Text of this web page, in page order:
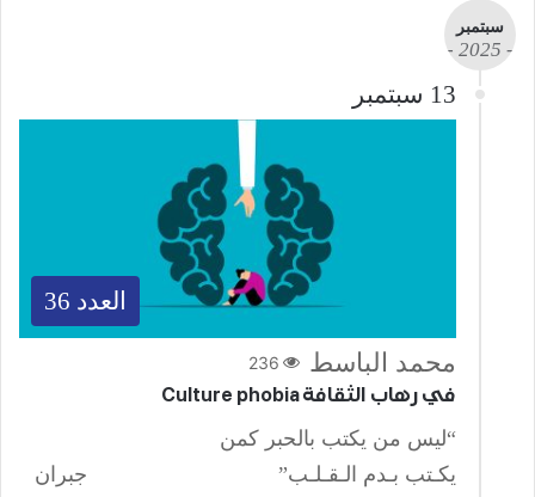
سبتمبر
- 2025 -
13 سبتمبر
العدد 36
محمد الباسط 236
في رهاب الثقافة Culture phobia
“ليس من يكتب بالحبر كمن
يكـتب بـدم الـقـلـب” جبران